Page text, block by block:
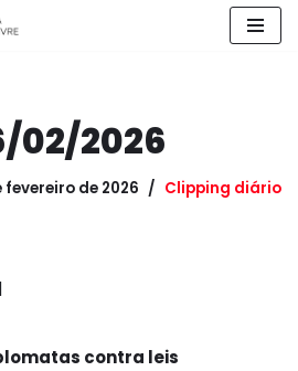
02/2026
fevereiro de 2026 Clipping diário
contra leis